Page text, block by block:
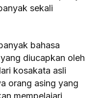
sekali
bahasa
diucapkan oleh
kosakata asli
orang asing yang
mempelajari